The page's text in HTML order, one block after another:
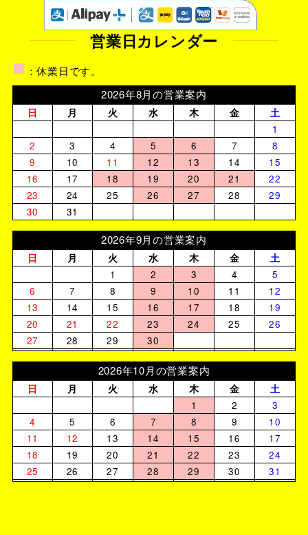
営業日カレンダー
■ ：休業日です。
2026年8月の営業案内
日 月 火 水 木 金
土
1
2
3 4 5 6 7
8
9
10 11 12 13 14
15
16
17 18 19 20 21
22
23
24 25 26 27 28
29
30
31
2026年9月の営業案内
日 月 火 水 木 金
土
1
2 3 4
5
6
7 8 9 10 11
12
13
14 15 16 17 18
19
20
21 22 23 24 25
26
27
28 29 30
2026年10月の営業案内
日 月 火 水 木 金
土
1
2
3
4
5 6 7 8 9
10
11
12 13 14 15 16
17
18
19 20 21 22 23
24
25
26 27 28 29 30 31